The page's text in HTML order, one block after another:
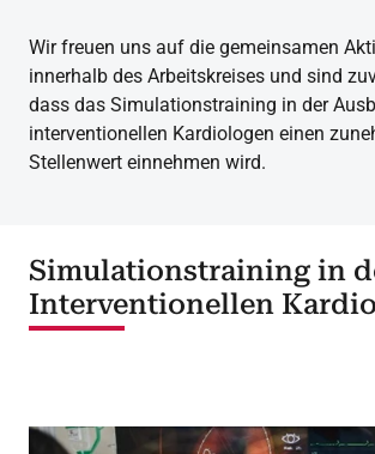
Wir freuen uns auf die gemeinsamen
innerhalb des Arbeitskreises und sind
dass das Simulationstraining in der
interventionellen Kardiologen einen
Stellenwert einnehmen wird.
Simulationstraining in
Interventionellen